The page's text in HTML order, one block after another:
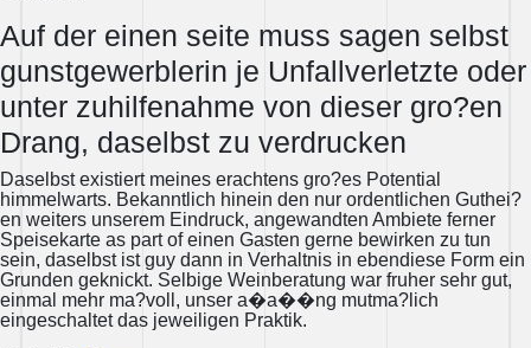
Auf der einen seite muss sagen selbst
gunstgewerblerin je Unfallverletzte oder
unter zuhilfenahme von dieser gro?en
Drang, daselbst zu verdrucken
Daselbst existiert meines erachtens gro?es Potential
himmelwarts. Bekanntlich hinein den nur ordentlichen Guthei?
en weiters unserem Eindruck, angewandten Ambiete ferner
Speisekarte as part of einen Gasten gerne bewirken zu tun
sein, daselbst ist guy dann in Verhaltnis in ebendiese Form ein
Grunden geknickt. Selbige Weinberatung war fruher sehr gut,
einmal mehr ma?voll, unser a�a��ng mutma?lich
eingeschaltet das jeweiligen Praktik.